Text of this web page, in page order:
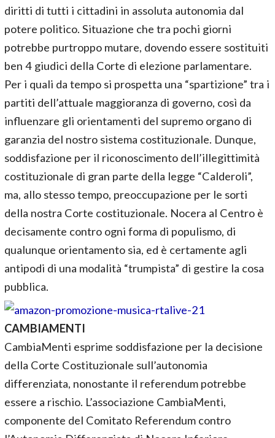
diritti di tutti i cittadini in assoluta autonomia dal
potere politico. Situazione che tra pochi giorni
potrebbe purtroppo mutare, dovendo essere sostituiti
ben 4 giudici della Corte di elezione parlamentare.
Per i quali da tempo si prospetta una “spartizione” tra i
partiti dell’attuale maggioranza di governo, così da
influenzare gli orientamenti del supremo organo di
garanzia del nostro sistema costituzionale. Dunque,
soddisfazione per il riconoscimento dell’illegittimità
costituzionale di gran parte della legge “Calderoli”,
ma, allo stesso tempo, preoccupazione per le sorti
della nostra Corte costituzionale. Nocera al Centro è
decisamente contro ogni forma di populismo, di
qualunque orientamento sia, ed è certamente agli
antipodi di una modalità “trumpista” di gestire la cosa
pubblica.
CAMBIAMENTI
CambiaMenti esprime soddisfazione per la decisione
della Corte Costituzionale sull’autonomia
differenziata, nonostante il referendum potrebbe
essere a rischio. L’associazione CambiaMenti,
componente del Comitato Referendum contro